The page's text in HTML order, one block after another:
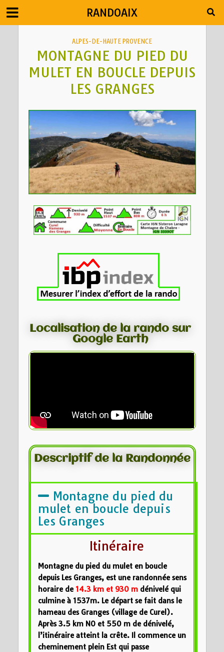
RANDOAIX
ALPES-DE-HAUTE PROVENCE
MONTAGNE DU PIED DU
MULET EN BOUCLE DEPUIS
LES GRANGES
Localisation de la rando sur
Google Earth
Descriptif de la Randonnée
Montagne du pied du
mulet en boucle depuis
Les Granges
Itinéraire
Montagne du pied du mulet en boucle
depuis Les Granges, est une randonnée sens
horaire de 14.3 km et 930 mdénivelé qui
culmine à 1537m. Le départ se fait dans le
hameau des Granges (village de Curel).
Après 3.5 km NO et 550 m de dénivelé,
l’itinéraire atteint la crête. Il commence un
cheminement plein Est qui passe